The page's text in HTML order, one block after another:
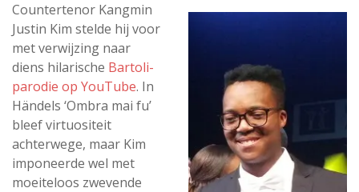
Countertenor Kangmin
Justin Kim stelde hij voor
met verwijzing naar
diens hilarische Bartoli-
parodie op YouTube. In
Händels ‘Ombra mai fu’
bleef virtuositeit
achterwege, maar Kim
imponeerde wel met
moeiteloos zwevende